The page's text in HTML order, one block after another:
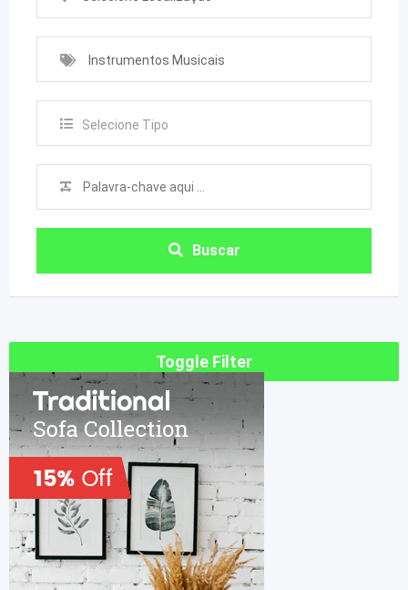
Instrumentos Musicais
Selecione Tipo
Buscar
Toggle Filter